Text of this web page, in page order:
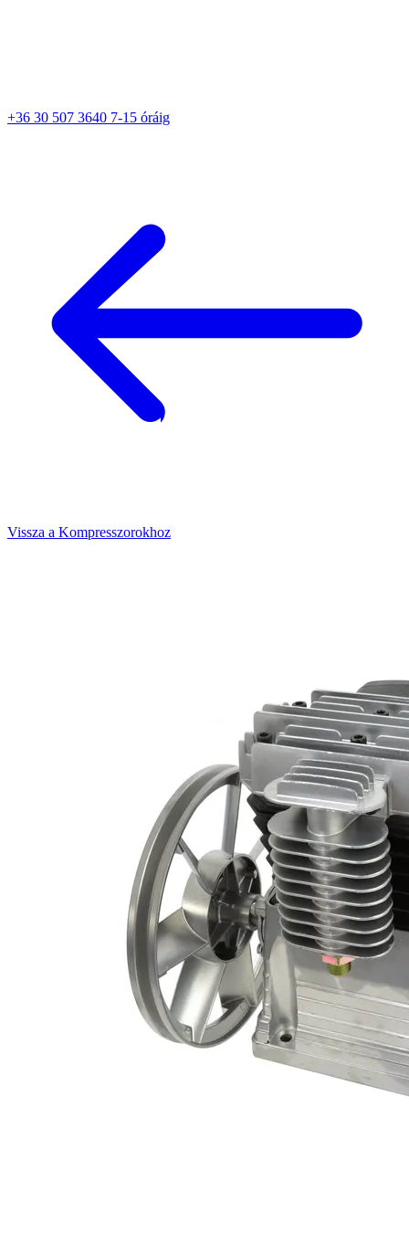
+36 30 507 3640 7-15 óráig
Vissza a Kompresszorokhoz